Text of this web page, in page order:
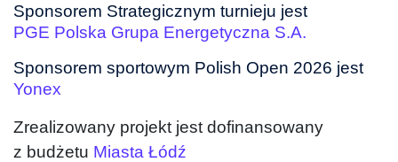
Sponsorem Strategicznym turnieju jest
PGE Polska Grupa Energetyczna S.A.
Sponsorem sportowym Polish Open 2026 jest
Yonex
Zrealizowany projekt jest dofinansowany
z budżetu Miasta Łódź